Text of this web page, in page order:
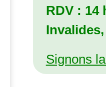
RDV: 14
Signons